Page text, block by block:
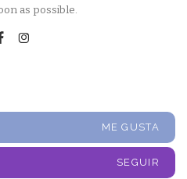
as possible.
ME GUSTA
SEGUIR